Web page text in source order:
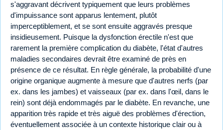
s'aggravant décrivent typiquement que leurs problèmes
d'impuissance sont apparus lentement, plutôt
imperceptiblement, et se sont ensuite aggravés presque
insidieusement. Puisque la dysfonction érectile n'est que
rarement la première complication du diabète, l'état d'autres
maladies secondaires devrait être examiné de près en
présence de ce résultat. En règle générale, la probabilité d'une
origine organique augmente à mesure que d'autres nerfs (par
ex. dans les jambes) et vaisseaux (par ex. dans l'œil, dans le
rein) sont déjà endommagés par le diabète. En revanche, une
apparition très rapide et très aiguë des problèmes d'érection,
éventuellement associée à un contexte historique clair ou à